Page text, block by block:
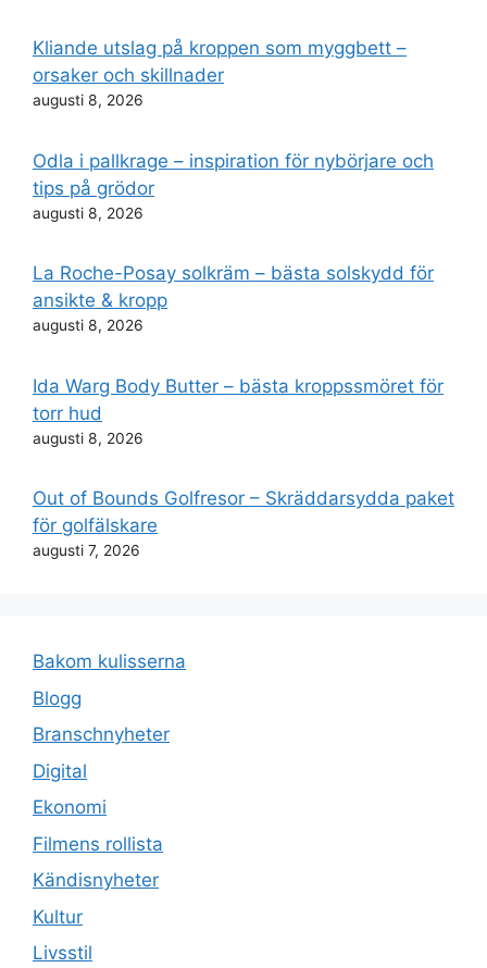
Kliande utslag på kroppen som myggbett –
orsaker och skillnader
augusti 8, 2026
Odla i pallkrage – inspiration för nybörjare och
tips på grödor
augusti 8, 2026
La Roche-Posay solkräm – bästa solskydd för
ansikte & kropp
augusti 8, 2026
Ida Warg Body Butter – bästa kroppssmöret för
torr hud
augusti 8, 2026
Out of Bounds Golfresor – Skräddarsydda paket
för golfälskare
augusti 7, 2026
Bakom kulisserna
Blogg
Branschnyheter
Digital
Ekonomi
Filmens rollista
Kändisnyheter
Kultur
Livsstil